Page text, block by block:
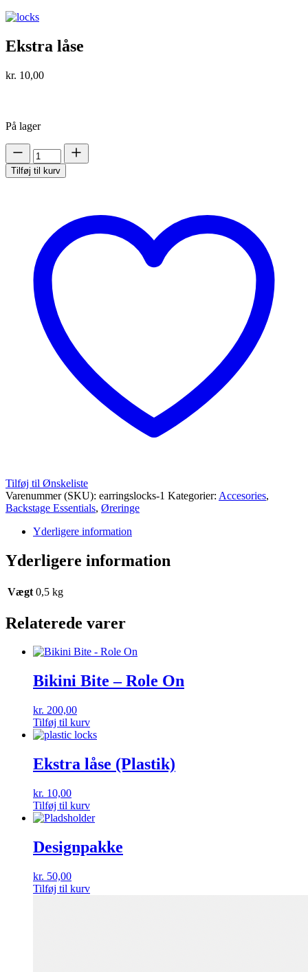
Ekstra låse
kr. 10,00
På lager
Ekstra
låse
antal
Tilføj til kurv
Tilføj til Ønskeliste
Varenummer (SKU): earringslocks-1 Kategorier: Accesories,
Backstage Essentials, Øreringe
Yderligere information
Yderligere information
Vægt 0,5 kg
Relaterede varer
Bikini Bite – Role On
kr. 200,00
Tilføj til kurv
Ekstra låse (Plastik)
kr. 10,00
Tilføj til kurv
Designpakke
kr. 50,00
Tilføj til kurv